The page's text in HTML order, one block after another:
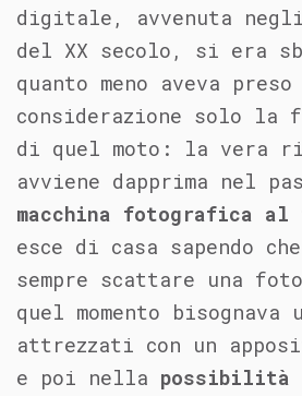
digitale, avvenuta negli
del XX secolo, si era
quanto meno aveva
considerazione solo la
di quel moto: la vera
avviene dapprima nel
macchina fotografica al
esce di casa sapendo
sempre scattare una
quel momento bisognava
attrezzati con un
e poi nella possibilità